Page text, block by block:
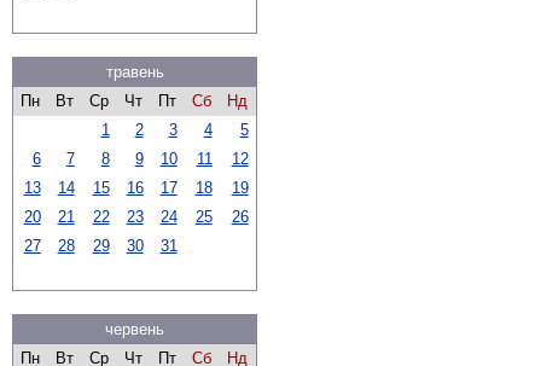
травень
Пн
Вт Ср Чт Пт Сб
Нд
1
2 3 4
5
6
7 8 9 10 11
12
13
14 15 16 17 18
19
20
21 22 23 24 25
26
27
28 29 30 31
червень
Пн
Вт Ср Чт Пт Сб
Нд